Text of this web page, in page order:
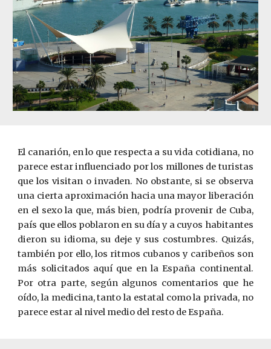
El canarión, en lo que respecta a su vida cotidiana, no
parece estar influenciado por los millones de turistas
que los visitan o invaden. No obstante, si se observa
una cierta aproximación hacia una mayor liberación
en el sexo la que, más bien, podría provenir de Cuba,
país que ellos poblaron en su día y a cuyos habitantes
dieron su idioma, su deje y sus costumbres. Quizás,
también por ello, los ritmos cubanos y caribeños son
más solicitados aquí que en la España continental.
Por otra parte, según algunos comentarios que he
oído, la medicina, tanto la estatal como la privada, no
parece estar al nivel medio del resto de España.